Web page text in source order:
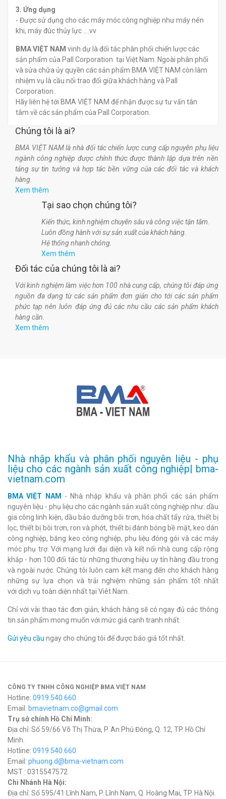
3. Ứng dụng
- Được sử dụng cho các máy móc công nghiệp như máy nén
khi, máy đúc thủy lực ....vv
BMA VIỆT NAM vinh dự là đối tác phân phối chiến lược các
sản phẩm của Pall Corporation tại Việt Nam. Ngoài phân phối
và sửa chữa ủy quyền các sản phẩm BMA VIỆT NAM còn làm
nhiệm vụ là cầu nối trao đổi giữa khách hàng và Pall
Corporation .
Hãy liên hệ tới BMA VIỆT NAM để nhận được sự tư vấn tân
tâm về các sản phẩm của Pall Corporation.
Chúng tôi là ai?
BMA VIỆT NAM là nhà đối tác chiến lược cung cấp nguyên phụ liệu
ngành công nghiệp được chính thức được thành lập dựa trên nền
tảng sự tin tưởng và hợp tác bền vững của các đối tác và khách
hàng.
Xem thêm
Tại sao chọn chúng tôi?
Kiến thức, kinh nghiệm chuyên sâu và công việc tận tâm.
Luôn đồng hành với sự sản xuất của khách hàng.
Hệ thống nhanh chóng.
Xem thêm
Đối tác của chúng tôi là ai?
Với kinh nghiệm làm việc hơn 100 nhà cung cấp, chúng tôi đáp ứng
nguồn đa dạng từ các sản phẩm đơn giản cho tới các sản phẩm
phức tạp nên luôn đáp ứng đủ các nhu cầu các sản phẩm khách
hàng cần.
Xem thêm
Nhà nhập khẩu và phân phối nguyên liệu - phụ
liệu cho các ngành sản xuất công nghiệp| bma-
vietnam.com
BMA VIỆT NAM
- Nhà nhập khẩu và phân phối các sản phẩm
nguyên liệu - phụ liệu cho các ngành sản xuất công nghiệp như: dầu
gia công linh kiện, dầu bảo dưỡng bôi trơn, hóa chất tẩy rửa, thiết bị
lọc, thiết bị bôi trơn, ron và phớt, thiết bị đánh bóng bề mặt, keo dán
công nghiệp, băng keo công nghiệp, phụ liệu đóng gói và các máy
móc phụ trợ. Với mạng lưới đại diện và kết nối nhà cung cấp rộng
khắp - hơn 100 đối tác từ những thương hiệu uy tín hàng đầu trong
và ngoài nước. Chúng tôi luôn cam kết mang đến cho khách hàng
những sự lựa chọn và trải nghiệm những sản phẩm tốt nhất
với dịch vụ toàn diện nhất tại Viêt Nam.
Chỉ với vài thao tác đơn giản, khách hàng sẽ có ngay đủ các thông
tin sản phẩm mong muốn với mức giá cạnh tranh nhất.
Gửi yêu cầu ngay cho chúng tôi để được báo giá tốt nhất.
CÔNG TY TNHH CÔNG NGHIỆP BMA VIỆT NAM
Hotline: 0919.540.660
Email: bmavietnam.co@gmail.com
Trụ sở chính Hồ Chí Minh:
Địa chỉ: Số 59/66 Võ Thị Thừa, P. An Phú Đông, Q. 12, TP. Hồ Chí
Minh.
Hotline: 0919.540.660
Email: phuong.d@bma-vietnam.com
MST : 0315547572
Chi Nhánh Hà Nội:
Địa chỉ: Số 595/41 Lĩnh Nam, P. Lĩnh Nam, Q. Hoàng Mai, TP. Hà Nội.